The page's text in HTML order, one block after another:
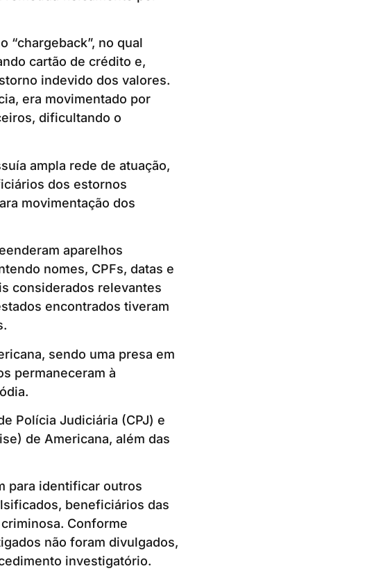
“chargeback”, no qual
cartão de crédito e,
indevido dos valores.
era movimentado por
dificultando o
ampla rede de atuação,
dos estornos
movimentação dos
aparelhos
nomes, CPFs, datas e
considerados relevantes
encontrados tiveram
sendo uma presa em
permaneceram à
Polícia Judiciária (CPJ) e
de Americana, além das
para identificar outros
beneficiários das
Conforme
não foram divulgados,
investigatório.